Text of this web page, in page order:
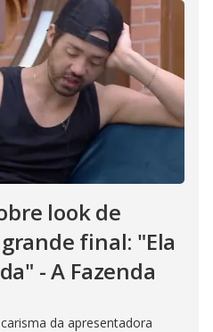
look de
final: "Ela
- A Fazenda
da apresentadora